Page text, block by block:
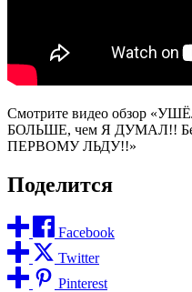
Смотрите видео обзор
БОЛЬШЕ, чем Я ДУМАЛ!!
ПЕРВОМУ ЛЬДУ!!»
Поделится
Facebook
Twitter
Pinterest